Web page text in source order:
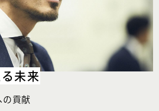
未来
貢献